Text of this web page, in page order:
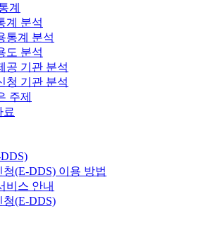
계
계 분석
통계 분석
도 분석
공 기관 분석
청 기관 분석
주제
료
(E-DDS) 이용 방법
비스 안내
(E-DDS)